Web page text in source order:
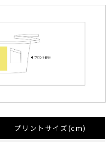
プリントサイズ(cm)